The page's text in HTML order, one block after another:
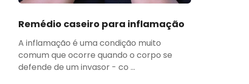
Remédio caseiro para inflamação
A inflamação é uma condição muito
comum que ocorre quando o corpo se
defende de um invasor - co ...